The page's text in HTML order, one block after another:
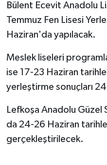
Bülent Ecevit Anadolu
Temmuz Fen Lisesi
Haziran'da yapılacak.
Meslek liseleri
ise 17-23 Haziran
yerleştirme sonuçları
Lefkoşa Anadolu Güzel
da 24-26 Haziran
gerçekleştirilecek.